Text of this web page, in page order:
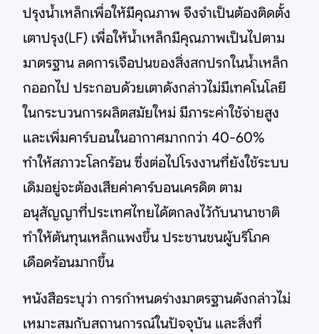
ปรุงน้ำเหล็กเพื่อให้มีคุณภาพ จึงจำเป็นต้องติดตั้ง
เตาปรุง(LF) เพื่อให้น้ำเหล็กมีคุณภาพเป็นไปตาม
มาตรฐาน ลดการเจือปนของสิ่งสกปรกในน้ำเหล็ก
กออกไป ประกอบด้วยเตาดังกล่าวไม่มีเทคโนโลยี
ในกระบวนการผลิตสมัยใหม่ มีภาระค่าใช้จ่ายสูง
และเพิ่มคาร์บอนในอากาศมากกว่า 40-60%
ทำให้สภาวะโลกร้อน ซึ่งต่อไปโรงงานที่ยังใช้ระบบ
เดิมอยู่จะต้องเสียค่าคาร์บอนเครดิต ตาม
อนุสัญญาที่ประเทศไทยได้ตกลงไว้กับนานาชาติ
ทำให้ต้นทุนเหล็กแพงขึ้น ประชานชนผู้บริโภค
เดือดร้อนมากขึ้น
หนังสือระบุว่า การกำหนดร่างมาตรฐานดังกล่าวไม่
เหมาะสมกับสถานการณ์ในปัจจุบัน และสิ่งที่